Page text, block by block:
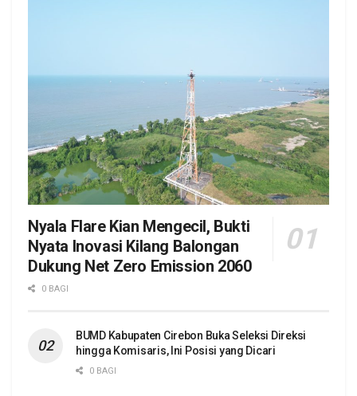
Nyala Flare Kian Mengecil, Bukti
Nyata Inovasi Kilang Balongan
Dukung Net Zero Emission 2060
0 BAGI
BUMD Kabupaten Cirebon Buka Seleksi Direksi
hingga Komisaris, Ini Posisi yang Dicari
0 BAGI